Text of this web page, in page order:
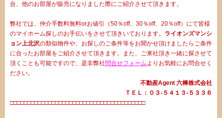
合、他のお部屋が販売になりました際にご紹介させて頂きます。
弊社では、仲介手数料無料orお値引（50％off、30％off、20％off）にて皆様
のマイホーム探しのお手伝いをさせて頂きいております。 ライオンズマンシ
ョン上北沢の類似物件や、お探しのご条件等をお聞かせ頂けましたらご条件
に合ったお部屋をご紹介させて頂きます。また、ご来社頂き一緒に探させて
頂くことも可能ですので、是非弊社問合せフォームよりお気軽にお問合せく
ださい。
不動産Agent 六棒株式会社
ＴＥＬ：０３‐５４１３‐５３３６
□□□□□□□□□□□□□□□□□□□□□□□□□□□□□□□□□□□□□□□